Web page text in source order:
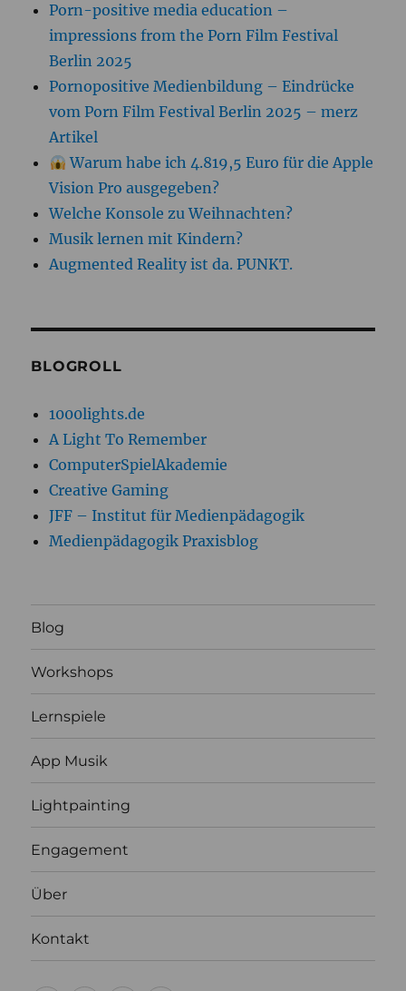
Porn-positive media education –
impressions from the Porn Film Festival
Berlin 2025
Pornopositive Medienbildung – Eindrücke
vom Porn Film Festival Berlin 2025 – merz
Artikel
Warum habe ich 4.819,5 Euro für die Apple
Vision Pro ausgegeben?
Welche Konsole zu Weihnachten?
Musik lernen mit Kindern?
Augmented Reality ist da. PUNKT.
BLOGROLL
1000lights.de
A Light To Remember
ComputerSpielAkademie
Creative Gaming
JFF – Institut für Medienpädagogik
Medienpädagogik Praxisblog
Blog
Workshops
Lernspiele
App Musik
Lightpainting
Engagement
Über
Kontakt